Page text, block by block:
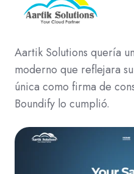
Aartik Solutions quería
moderno que reflejara
única como firma de
Boundify lo cumplió.